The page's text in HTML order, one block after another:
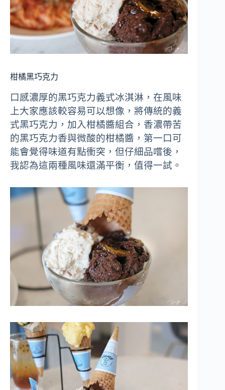
柑橘黑巧克力
口感濃厚的黑巧克力義式冰淇淋，在風味
上大家應該較容易可以想像，將傳統的義
式黑巧克力，加入柑橘醬組合，香濃帶苦
的黑巧克力香與微酸的柑橘醬，第一口可
能會覺得味道有點衝突，但仔細品嚐後，
我認為這兩種風味還滿平衡，值得一試。